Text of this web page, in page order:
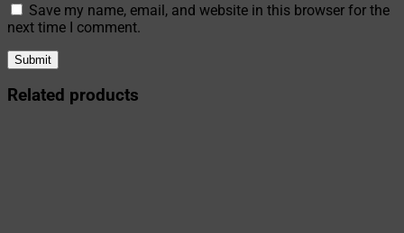
Save my name, email, and website in this browser for the
next time I comment.
Related products